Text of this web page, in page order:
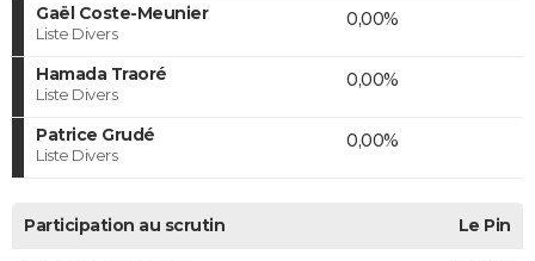
Gaël Coste-Meunier
Liste Divers
0,00%
Hamada Traoré
Liste Divers
0,00%
Patrice Grudé
Liste Divers
0,00%
Participation au scrutin Le Pin